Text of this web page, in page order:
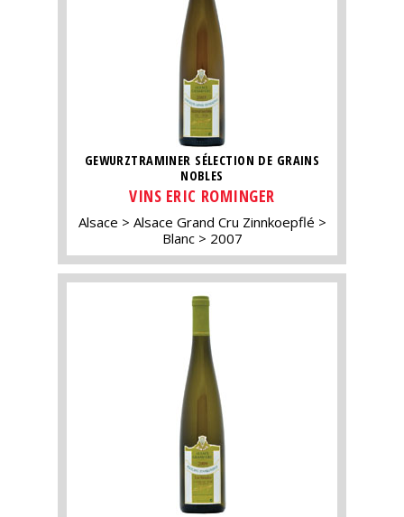
GEWURZTRAMINER SÉLECTION DE GRAINS
NOBLES
VINS ERIC ROMINGER
Alsace
Alsace Grand Cru Zinnkoepflé
Blanc
2007